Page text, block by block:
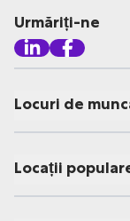
Urmăriți-ne
Locuri de
Locații